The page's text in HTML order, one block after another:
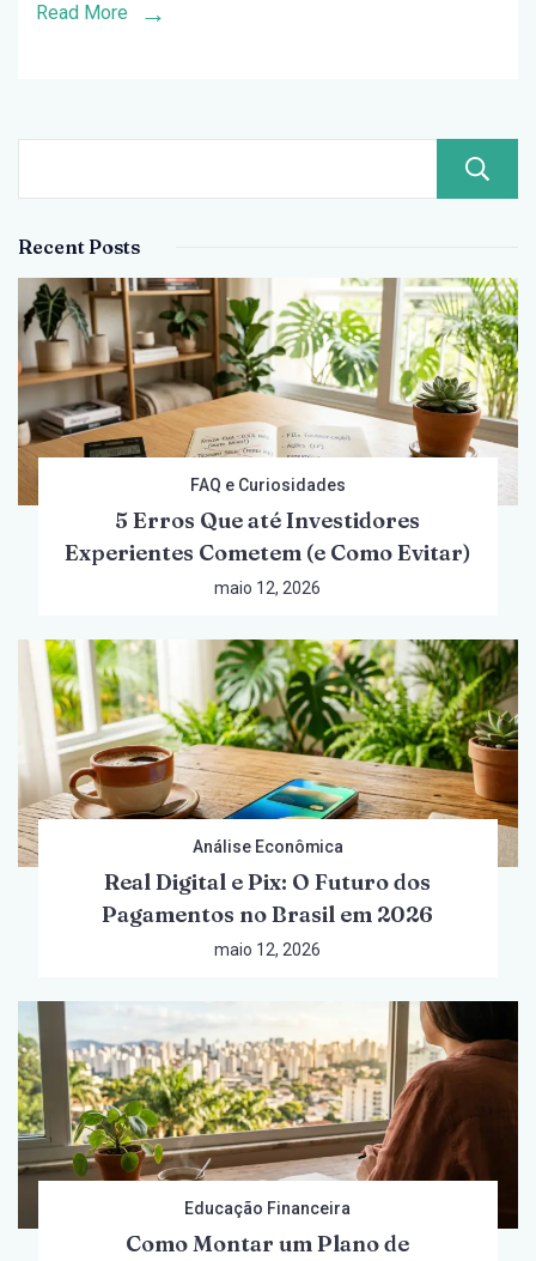
Read More
Recent Posts
FAQ e Curiosidades
5 Erros Que até Investidores
Experientes Cometem (e Como Evitar)
maio 12, 2026
Análise Econômica
Real Digital e Pix: O Futuro dos
Pagamentos no Brasil em 2026
maio 12, 2026
Educação Financeira
Como Montar um Plano de